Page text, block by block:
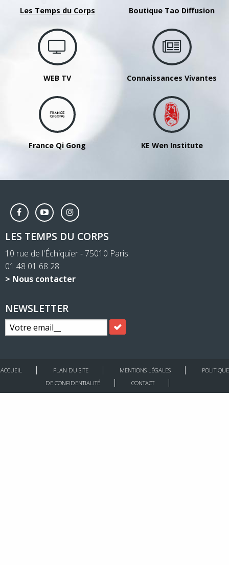
Les Temps du Corps Boutique Tao Diffusion
WEB TV Connaissances Vivantes
France Qi Gong KE Wen Institute
LES TEMPS DU CORPS
10 rue de l'Échiquier - 75010 Paris
01 48 01 68 28
> Nous contacter
NEWSLETTER
ACCUEIL PLAN DU SITE MENTIONS LÉGALES
POLITIQUE
DE CONFIDENTIALITÉ
CONTACT